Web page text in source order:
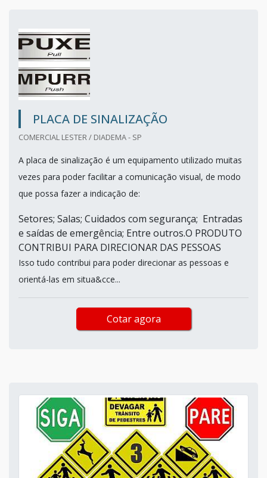
PLACA DE SINALIZAÇÃO
COMERCIAL LESTER / DIADEMA - SP
A placa de sinalização é um equipamento utilizado muitas
vezes para poder facilitar a comunicação visual, de modo
que possa fazer a indicação de:
Setores; Salas; Cuidados com segurança; Entradas
e saídas de emergência; Entre outros.O PRODUTO
CONTRIBUI PARA DIRECIONAR DAS PESSOAS
Isso tudo contribui para poder direcionar as pessoas e
orientá-las em situa&cce...
Cotar agora